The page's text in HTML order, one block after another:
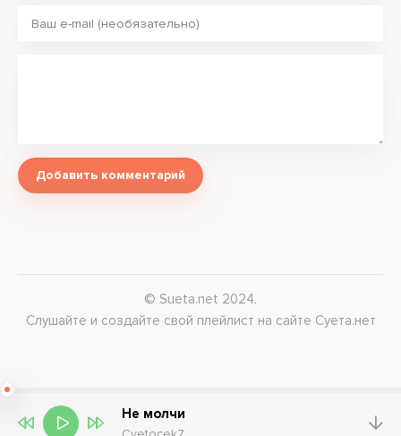
Добавить комментарий
© Sueta.net 2024.
Слушайте и создайте свой плейлист на сайте Суета.нет
Не молчи